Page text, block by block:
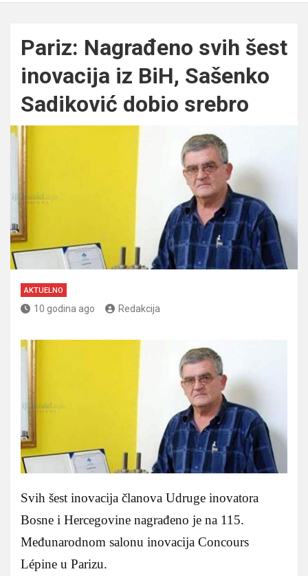
Pariz: Nagrađeno svih šest
inovacija iz BiH, Sašenko
Sadiković dobio srebro
AKTUELNO
10 godina ago Redakcija
Svih šest inovacija članova Udruge inovatora
Bosne i Hercegovine nagrađeno je na 115.
Međunarodnom salonu inovacija Concours
Lépine u Parizu.